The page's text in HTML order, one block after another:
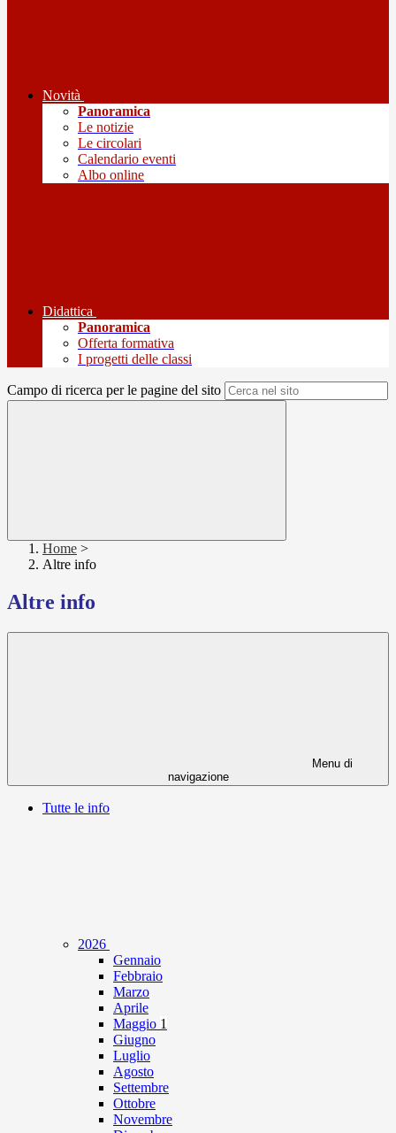
Novità
Panoramica
Le notizie
Le circolari
Calendario eventi
Albo online
Didattica
Panoramica
Offerta formativa
I progetti delle classi
Campo di ricerca per le pagine del sito
Home >
Altre info
Altre info
Menu di
navigazione
Tutte le info
2026
Gennaio
Febbraio
Marzo
Aprile
Maggio 1
Giugno
Luglio
Agosto
Settembre
Ottobre
Novembre